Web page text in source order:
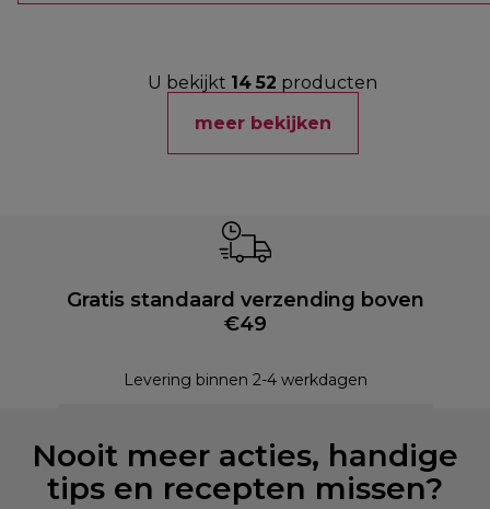
U bekijkt 14 52 producten
meer bekijken
Gratis standaard verzending boven
€49
Levering binnen 2-4 werkdagen
Nooit meer acties, handige
tips en recepten missen?